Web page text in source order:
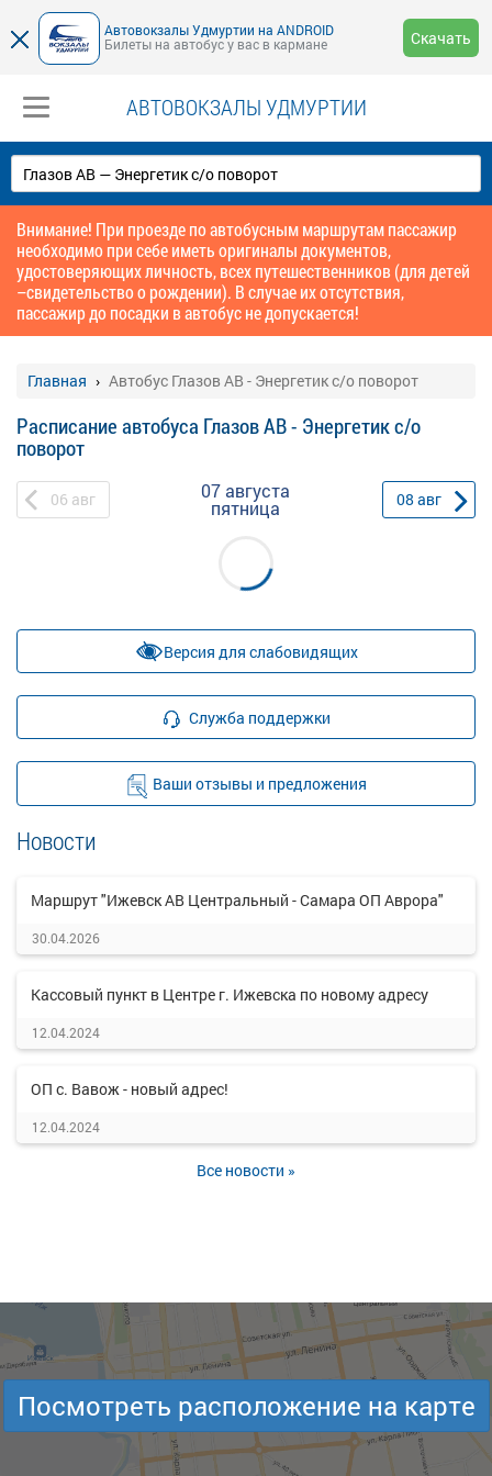
Автовокзалы Удмуртии на ANDROID
Билеты на автобус у вас в кармане
Скачать
АВТОВОКЗАЛЫ УДМУРТИИ
Внимание! При проезде по автобусным маршрутам пассажир
необходимо при себе иметь оригиналы документов,
удостоверяющих личность, всех путешественников (для детей
–свидетельство о рождении). В случае их отсутствия,
пассажир до посадки в автобус не допускается!
Главная Автобус Глазов АВ - Энергетик с/о поворот
Расписание автобуса Глазов АВ - Энергетик с/о
поворот
06 авг 07 августа
пятница 08 авг
Версия для слабовидящих
Служба поддержки
Ваши отзывы и предложения
Новости
Маршрут "Ижевск АВ Центральный - Самара ОП Аврора"
30.04.2026
Кассовый пункт в Центре г. Ижевска по новому адресу
12.04.2024
ОП с. Вавож - новый адрес!
12.04.2024
Все новости »
Посмотреть расположение на карте